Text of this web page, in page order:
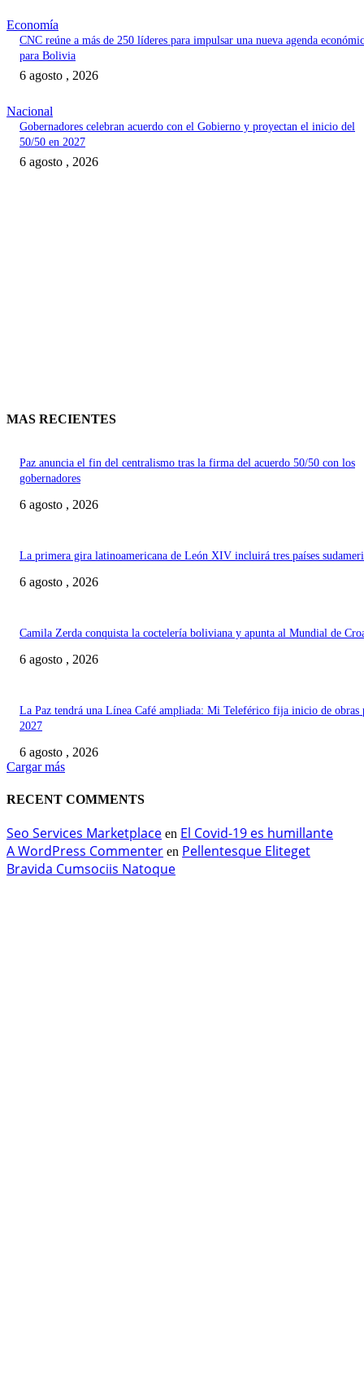
Economía
CNC reúne a más de 250 líderes para impulsar una nueva agenda
para Bolivia
6 agosto , 2026
Nacional
Gobernadores celebran acuerdo con el Gobierno y proyectan el inicio del
50/50 en 2027
6 agosto , 2026
MAS RECIENTES
Paz anuncia el fin del centralismo tras la firma del acuerdo 50/50 con los
gobernadores
6 agosto , 2026
La primera gira latinoamericana de León XIV incluirá tres países
6 agosto , 2026
Camila Zerda conquista la coctelería boliviana y apunta al Mundial de
6 agosto , 2026
La Paz tendrá una Línea Café ampliada: Mi Teleférico fija inicio de obras
2027
6 agosto , 2026
Cargar más
RECENT COMMENTS
Seo Services Marketplace en El Covid-19 es humillante
A WordPress Commenter en Pellentesque Eliteget
Bravida Cumsociis Natoque